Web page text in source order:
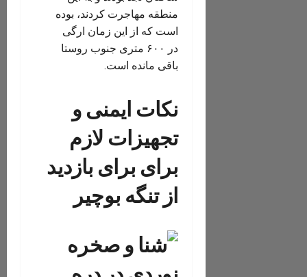
منطقه مهاجرت کردند، بوده
است که از این زمان ارگی
در ۶۰۰ متری جنوب روستا
باقی مانده است.
نکات ایمنی و
تجهیزات لازم
برای برای بازدید
از تنگه بوچیر